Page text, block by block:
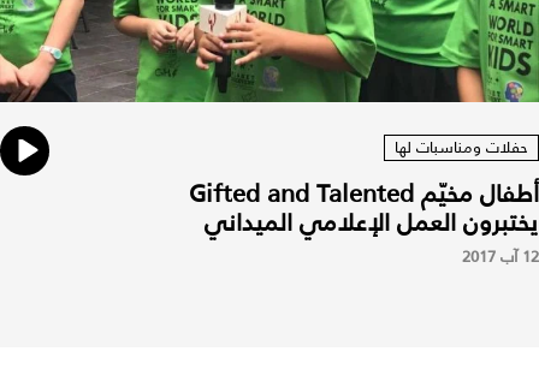
حفلات ومناسبات لها
أطفال مخيّم Gifted and Talented
يختبرون العمل الإعلامي الميداني
12 آب 2017